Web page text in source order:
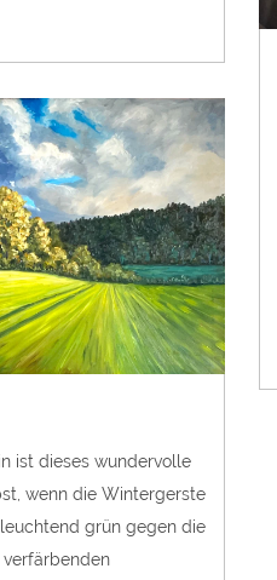
ist dieses wundervolle
wenn die Wintergerste
grün gegen die